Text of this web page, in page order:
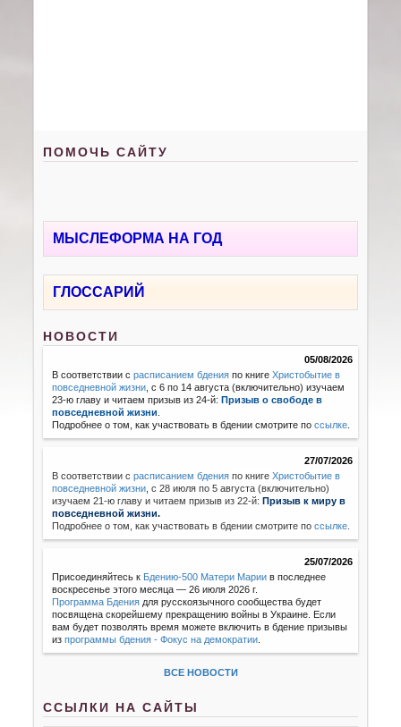
ПОМОЧЬ САЙТУ
МЫСЛЕФОРМА НА ГОД
ГЛОССАРИЙ
НОВОСТИ
05/08/2026
В соответствии срасписанием бдения по книгеХристобытие в
повседневной жизни , с 6 по 14 августа (включительно) изучаем
23-ю главу и читаем призыв из 24-й:Призыв о свободе в
повседневной жизни
Подробнее о том, как участвовать в бдении смотрите поссылке
27/07/2026
В соответствии с расписанием бдения по книгеХристобытие в
повседневной жизни с 28 июля по 5 августа (включительно)
изучаем 21-ю главу и читаем призыв из 22-й:Призыв к миру в
повседневной жизни.
Подробнее о том, как участвовать в бдении смотрите поссылке
25/07/2026
Присоединяйтесь к Бдению-500 Матери Марии в последнее
воскресенье этого месяца — 26 июля 2026 г.
Программа Бдения для русскоязычного сообщества будет
посвящена скорейшему прекращению войны в Украине. Если
вам будет позволять время можете включить в бдение призывы
изпрограммы бдения - Фокус на демократии
ВСЕ НОВОСТИ
ССЫЛКИ НА САЙТЫ